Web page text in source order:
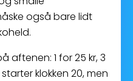
også bare lidt
aftenen: 1 for 25 kr, 3
klokken 20, men